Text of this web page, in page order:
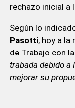
rechazo inicial a
Según lo
Pasotti, hoy a la
de Trabajo con la
trabada debido a
mejorar su